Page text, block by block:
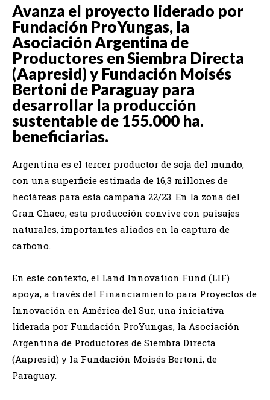
Avanza el proyecto liderado por
Fundación ProYungas, la
Asociación Argentina de
Productores en Siembra Directa
(Aapresid) y Fundación Moisés
Bertoni de Paraguay para
desarrollar la producción
sustentable de 155.000 ha.
beneficiarias.
Argentina es el tercer productor de soja del mundo,
con una superficie estimada de 16,3 millones de
hectáreas para esta campaña 22/23. En la zona del
Gran Chaco, esta producción convive con paisajes
naturales, importantes aliados en la captura de
carbono.
En este contexto, el Land Innovation Fund (LIF)
apoya, a través del Financiamiento para Proyectos de
Innovación en América del Sur, una iniciativa
liderada por Fundación ProYungas, la Asociación
Argentina de Productores de Siembra Directa
(Aapresid) y la Fundación Moisés Bertoni, de
Paraguay.